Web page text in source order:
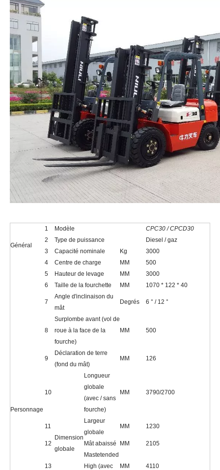
Général
1 Modèle
CPC30 / CPCD30
2
Type de puissance
Diesel / gaz
3
Capacité nominale Kg
3000
4
Centre de charge MM 500
Personnage
5 Hauteur de levage MM
3000
6
Taille de la fourchette MM 1070 * 122 * 40
7
Angle d'inclinaison du
mât
Degrés 6 ° / 12 °
8
Surplombe avant (vol de
roue à la face de la
fourche)
MM 500
9
Déclaration de terre
(fond du mât)
MM 126
10
Dimension
globale
Longueur
globale
(avec / sans
fourche)
MM 3790/2700
11
Largeur
globale
MM 1230
12 Mât abaissé MM 2105
13
Mastetended
High (avec
MM 4110